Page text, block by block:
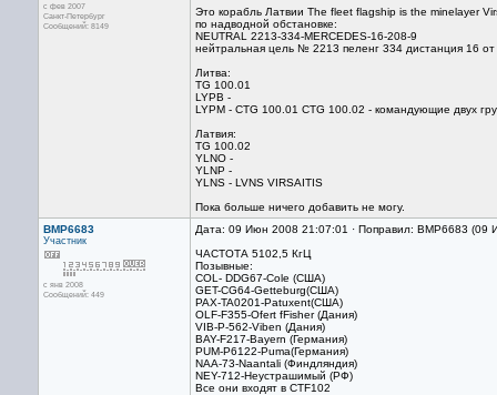
с фев 2007
Санкт-Петербург
Сообщений: 8149
Это корабль Латвии The fleet flagship is the minelayer
по надводной обстановке:
NEUTRAL 2213-334-MERCEDES-16-208-9
нейтральная цель № 2213 пеленг 334 дистанция 16 от
Литва:
TG 100.01
LYPB -
LYPM - CTG 100.01 CTG 100.02 - командующие двух
Латвия:
TG 100.02
YLNO -
YLNP -
YLNS - LVNS VIRSAITIS
Пока больше ничего добавить не могу.
BMP6683
Участник
с янв 2008
Сообщений: 449
Дата: 09 Июн 2008 21:07:01 · Поправил: BMP6683
ЧАСТОТА 5102,5 КгЦ
Позывные:
COL- DDG67-Cole (США)
GET-CG64-Getteburg(США)
PAX-TA0201-Patuxent(США)
OLF-F355-Ofert fFisher (Дания)
VIB-P-562-Viben (Дания)
BAY-F217-Bayern (Германия)
PUM-P6122-Puma(Германия)
NAA-73-Naantali (Финдляндия)
NEY-712-Неустрашимый (РФ)
Все они входят в CTF102